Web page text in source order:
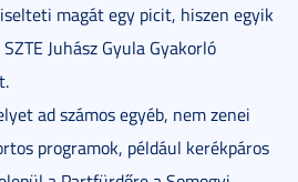
magát egy picit, hiszen egyik
Juhász Gyula Gyakorló
ad számos egyéb, nem zenei
programok, például kerékpáros